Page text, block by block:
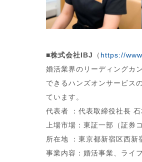
■株式会社IBJ （ https://
婚活業界のリーディングカ
できるハンズオンサービス
ています。
代表者 ：代表取締役社長
上場市場：東証一部（証券
所在地 ：東京都新宿区西
事業内容：婚活事業、ライ